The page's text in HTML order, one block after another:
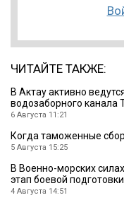
ЧИТАЙТЕ ТАКЖЕ:
В Актау активно
водозаборного
6 Августа 11:21
Когда таможенные
5 Августа 15:25
В Военно-морских
этап боевой подготовки
4 Августа 14:51